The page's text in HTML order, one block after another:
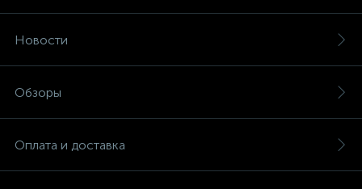
Новости
Обзоры
Оплата и доставка